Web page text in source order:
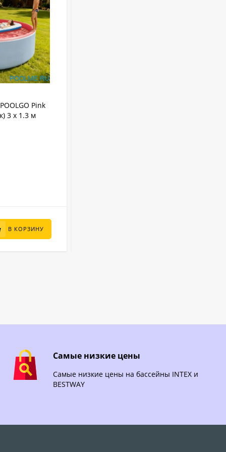
Pink
3 x 1.3 м
В КОРЗИНУ
Самые низкие цены
Самые низкие цены на бассейны INTEX и
BESTWAY